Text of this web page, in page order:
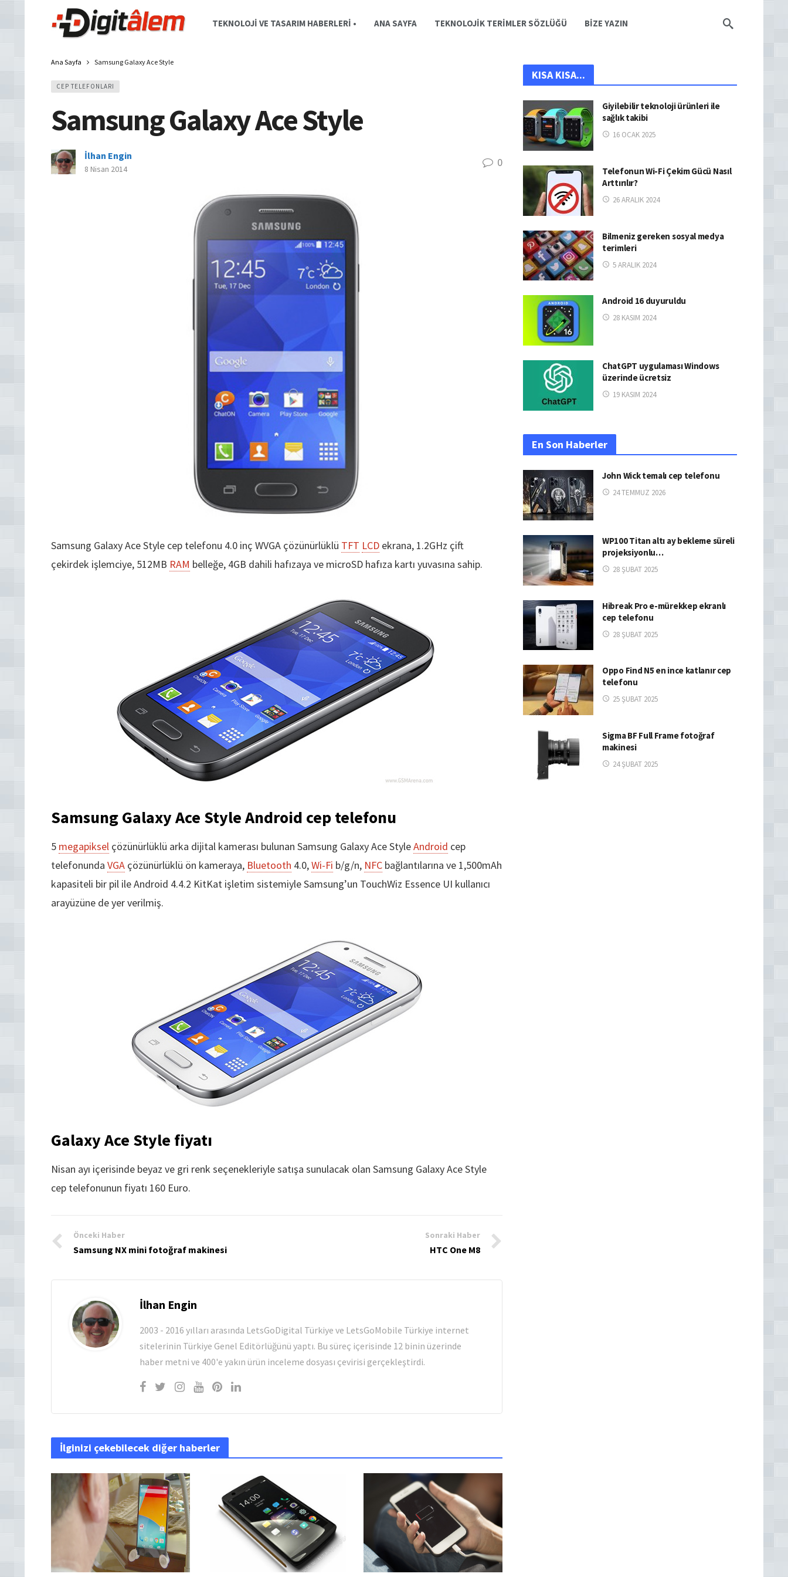
TEKNOLOJI VE TASARIM HABERLERI • ANA SAYFA TEKNOLOJIK TERIMLER SÖZLÜĞÜ BIZE YAZIN
Ana Sayfa Samsung Galaxy Ace Style
CEP TELEFONLARI
Samsung Galaxy Ace Style
İlhan Engin
8 Nisan 2014 0
Samsung Galaxy Ace Style cep telefonu 4.0 inç WVGA çözünürlüklü TFT LCD ekrana, 1.2GHz çift
çekirdek işlemciye, 512MB RAM belleğe, 4GB dahili hafızaya ve microSD hafıza kartı yuvasına sahip.
Samsung Galaxy Ace Style Android cep telefonu
5 megapiksel çözünürlüklü arka dijital kamerası bulunan Samsung Galaxy Ace StyleAndroid cep
telefonunda VGA çözünürlüklü ön kameraya, Bluetooth 4.0,Wi-Fi b/g/n, NFC bağlantılarına ve 1,500mAh
kapasiteli bir pil ile Android 4.4.2 KitKat işletim sistemiyle Samsung’un TouchWiz Essence UI kullanıcı
arayüzüne de yer verilmiş.
Galaxy Ace Style fiyatı
Nisan ayı içerisinde beyaz ve gri renk seçenekleriyle satışa sunulacak olan Samsung Galaxy Ace Style
cep telefonunun fiyatı 160 Euro.
Önceki Haber
Samsung NX mini fotoğraf makinesi
Sonraki Haber
HTC One M8
İlhan Engin
2003 - 2016 yılları arasında LetsGoDigital Türkiye ve LetsGoMobile Türkiye internet
sitelerinin Türkiye Genel Editörlüğünü yaptı. Bu süreç içerisinde 12 binin üzerinde
haber metni ve 400'e yakın ürün inceleme dosyası çevirisi gerçekleştirdi.
İlginizi çekebilecek diğer haberler
KISA KISA...
Giyilebilir teknoloji ürünleri ile
sağlık takibi
16 OCAK 2025
Telefonun Wi-Fi Çekim Gücü Nasıl
Arttırılır?
26 ARALIK 2024
Bilmeniz gereken sosyal medya
terimleri
5 ARALIK 2024
Android 16 duyuruldu
28 KASIM 2024
ChatGPT uygulaması Windows
üzerinde ücretsiz
19 KASIM 2024
En Son Haberler
John Wick temalı cep telefonu
24 TEMMUZ 2026
WP100 Titan altı ay bekleme süreli
projeksiyonlu…
28 ŞUBAT 2025
Hibreak Pro e-mürekkep ekranlı
cep telefonu
28 ŞUBAT 2025
Oppo Find N5 en ince katlanır cep
telefonu
25 ŞUBAT 2025
Sigma BF Full Frame fotoğraf
makinesi
24 ŞUBAT 2025